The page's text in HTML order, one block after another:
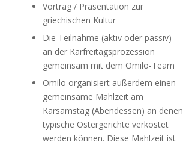
Vortrag / Präsentation zur
griechischen Kultur
Die Teilnahme (aktiv oder passiv)
an der Karfreitagsprozession
gemeinsam mit dem Omilo-Team
Omilo organisiert außerdem einen
gemeinsame Mahlzeit am
Karsamstag (Abendessen) an denen
typische Ostergerichte verkostet
werden können. Diese Mahlzeit ist